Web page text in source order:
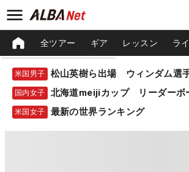
全ツアー ギア レッスン ラ
米国男子
国内女子 北海道meijiカップ リーダーボ
米国女子 最新の世界ランキング